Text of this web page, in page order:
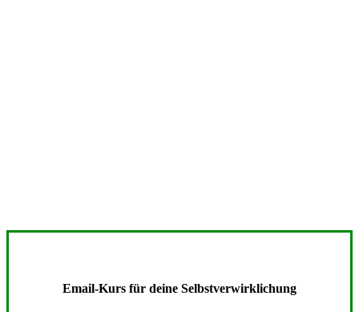
Email-Kurs für deine Selbstverwirklichung